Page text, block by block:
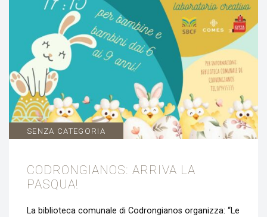
SENZA CATEGORIA
CODRONGIANOS: ARRIVA LA
PASQUA!
La biblioteca comunale di Codrongianos organizza: “Le